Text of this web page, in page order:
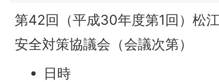
第42回（平成30年度第1回）松
安全対策協議会（会議次第）
日時